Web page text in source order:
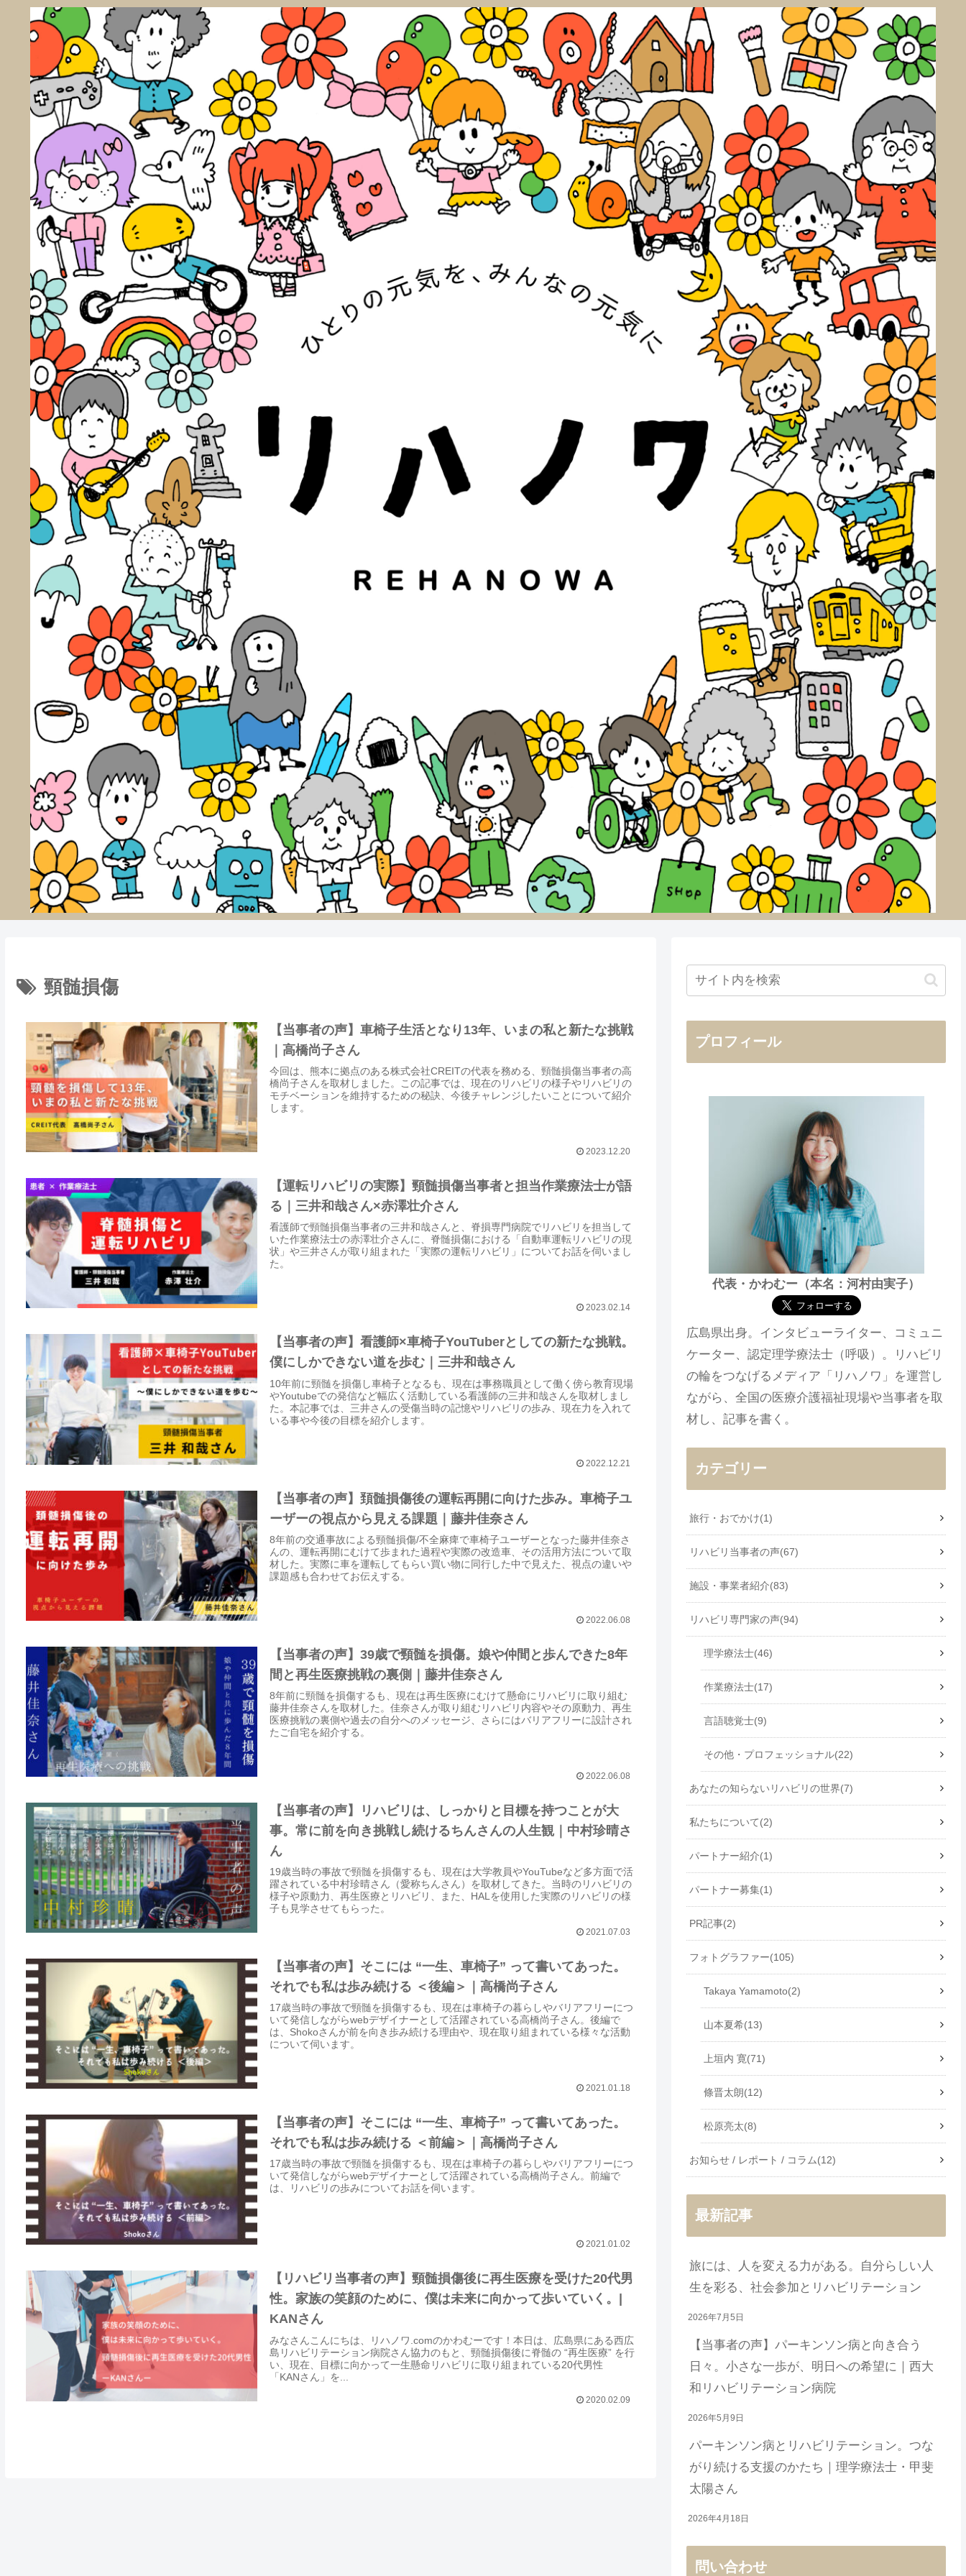
頸髄損傷
【当事者の声】車椅子生活となり13年、いまの私と新たな挑戦
｜高橋尚子さん
今回は、熊本に拠点のある株式会社CREITの代表を務める、頸髄損傷当事者の高
橋尚子さんを取材しました。この記事では、現在のリハビリの様子やリハビリの
モチベーションを維持するための秘訣、今後チャレンジしたいことについて紹介
します。
2023.12.20
【運転リハビリの実際】頸髄損傷当事者と担当作業療法士が語
る｜三井和哉さん×赤澤壮介さん
看護師で頸髄損傷当事者の三井和哉さんと、脊損専門病院でリハビリを担当して
いた作業療法士の赤澤壮介さんに、脊髄損傷における「自動車運転リハビリの現
状」や三井さんが取り組まれた「実際の運転リハビリ」についてお話を伺いまし
た。
2023.02.14
【当事者の声】看護師×車椅子YouTuberとしての新たな挑戦。
僕にしかできない道を歩む｜三井和哉さん
10年前に頸髄を損傷し車椅子となるも、現在は事務職員として働く傍ら教育現場
やYoutubeでの発信など幅広く活動している看護師の三井和哉さんを取材しまし
た。本記事では、三井さんの受傷当時の記憶やリハビリの歩み、現在力を入れて
いる事や今後の目標を紹介します。
2022.12.21
【当事者の声】頚髄損傷後の運転再開に向けた歩み。車椅子ユ
ーザーの視点から見える課題｜藤井佳奈さん
8年前の交通事故による頸髄損傷/不全麻痺で車椅子ユーザーとなった藤井佳奈さ
んの、運転再開にむけて歩まれた過程や実際の改造車、その活用方法について取
材した。実際に車を運転してもらい買い物に同行した中で見えた、視点の違いや
課題感も合わせてお伝えする。
2022.06.08
【当事者の声】39歳で頸髄を損傷。娘や仲間と歩んできた8年
間と再生医療挑戦の裏側｜藤井佳奈さん
8年前に頸髄を損傷するも、現在は再生医療にむけて懸命にリハビリに取り組む
藤井佳奈さんを取材した。佳奈さんが取り組むリハビリ内容やその原動力、再生
医療挑戦の裏側や過去の自分へのメッセージ、さらにはバリアフリーに設計され
たご自宅を紹介する。
2022.06.08
【当事者の声】リハビリは、しっかりと目標を持つことが大
事。常に前を向き挑戦し続けるちんさんの人生観｜中村珍晴さ
ん
19歳当時の事故で頸髄を損傷するも、現在は大学教員やYouTubeなど多方面で活
躍されている中村珍晴さん（愛称ちんさん）を取材してきた。当時のリハビリの
様子や原動力、再生医療とリハビリ、また、HALを使用した実際のリハビリの様
子も見学させてもらった。
2021.07.03
【当事者の声】そこには “一生、車椅子” って書いてあった。
それでも私は歩み続ける ＜後編＞｜高橋尚子さん
17歳当時の事故で頸髄を損傷するも、現在は車椅子の暮らしやバリアフリーにつ
いて発信しながらwebデザイナーとして活躍されている高橋尚子さん。後編で
は、Shokoさんが前を向き歩み続ける理由や、現在取り組まれている様々な活動
について伺います。
2021.01.18
【当事者の声】そこには “一生、車椅子” って書いてあった。
それでも私は歩み続ける ＜前編＞｜高橋尚子さん
17歳当時の事故で頸髄を損傷するも、現在は車椅子の暮らしやバリアフリーにつ
いて発信しながらwebデザイナーとして活躍されている高橋尚子さん。前編で
は、リハビリの歩みについてお話を伺います。
2021.01.02
【リハビリ当事者の声】頸髄損傷後に再生医療を受けた20代男
性。家族の笑顔のために、僕は未来に向かって歩いていく。|
KANさん
みなさんこんにちは、リハノワ.comのかわむーです！本日は、広島県にある西広
島リハビリテーション病院さん協力のもと、頸髄損傷後に脊髄の “再生医療” を行
い、現在、目標に向かって一生懸命リハビリに取り組まれている20代男性
「KANさん」を...
2020.02.09
プロフィール
代表・かわむー（本名：河村由実子）
広島県出身。インタビューライター、コミュニ
ケーター、認定理学療法士（呼吸）。リハビリ
の輪をつなげるメディア「リハノワ」を運営し
ながら、全国の医療介護福祉現場や当事者を取
材し、記事を書く。
カテゴリー
旅行・おでかけ 1
リハビリ当事者の声 67
施設・事業者紹介 83
リハビリ専門家の声 94
理学療法士 46
作業療法士 17
言語聴覚士 9
その他・プロフェッショナル 22
あなたの知らないリハビリの世界 7
私たちについて 2
パートナー紹介 1
パートナー募集 1
PR記事 2
フォトグラファー 105
Takaya Yamamoto 2
山本夏希 13
上垣内 寛 71
條晋太朗 12
松原亮太 8
お知らせ / レポート / コラム 12
最新記事
旅には、人を変える力がある。自分らしい人
生を彩る、社会参加とリハビリテーション
2026年7月5日
【当事者の声】パーキンソン病と向き合う
日々。小さな一歩が、明日への希望に｜西大
和リハビリテーション病院
2026年5月9日
パーキンソン病とリハビリテーション。つな
がり続ける支援のかたち｜理学療法士・甲斐
太陽さん
2026年4月18日
問い合わせ